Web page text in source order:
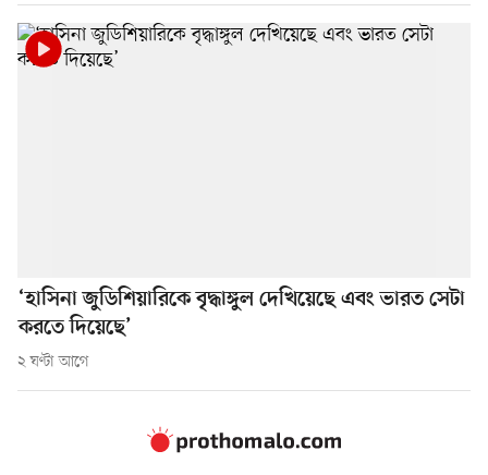
‘হাসিনা জুডিশিয়ারিকে বৃদ্ধাঙ্গুল দেখিয়েছে এবং ভারত সেটা
করতে দিয়েছে’
২ ঘণ্টা আগে